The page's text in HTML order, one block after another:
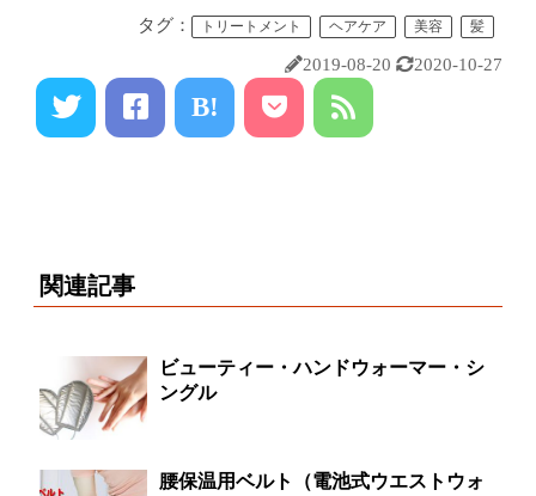
タグ： トリートメント ヘアケア 美容 髪
2019-08-20 2020-10-27
B!
関連記事
ビューティー・ハンドウォーマー・シ
ングル
腰保温用ベルト（電池式ウエストウォ